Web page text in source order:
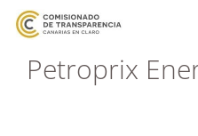
Petroprix